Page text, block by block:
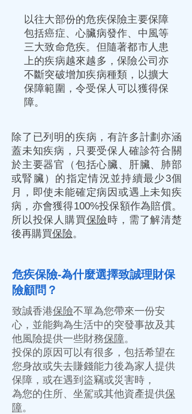
以往大部份的危疾保險主要保障
包括癌症、心臟病發作、中風等
三大致命危疾。但隨著都市人患
上的疾病越來越多，保險公司亦
不斷突破增加疾病種類，以擴大
保障範圍，令受保人可以獲得保
障。
除了已列明的疾病，有許多計劃亦涵
蓋未知疾病，只要受保人確診符合關
於主要器官（包括心臟、肝臟、肺部
或腎臟）的指定情況並持續最少3個
月，即使未能確定病因或遇上未知疾
病，亦會獲得100%投保額作為賠償。
所以投保人購買保險時，需了解清楚
後再購買保險。
危疾保險-為什麼選擇致誠理財保
險顧問？
致誠香港保險不單為您帶來一份安
心，並能夠為生活中的突發事故及其
他風險提供一些財務保障。
投保的原因可以有很多，包括希望在
您身故或失去賺錢能力後為家人提供
保障，或在遇到盜竊或災害時，
為您的住所、坐駕或其他資產提供保
障。